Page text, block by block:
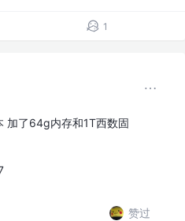
1
加了64g内存和1T西数固
赞过